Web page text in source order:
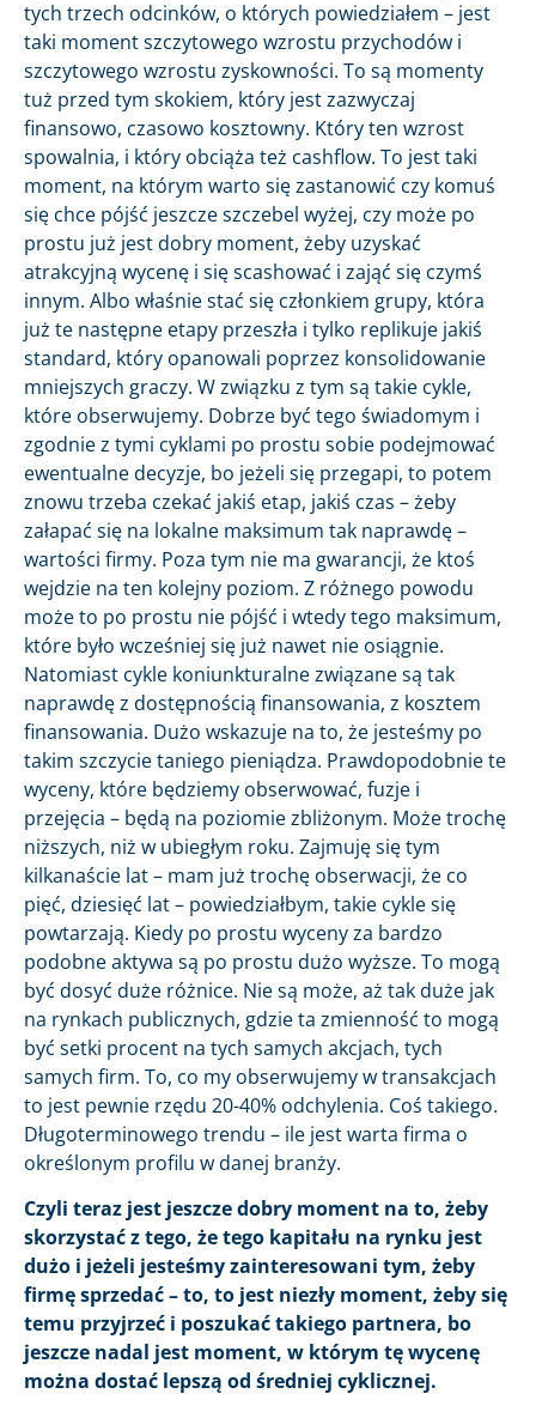
tych trzech odcinków, o których powiedziałem – jest
taki moment szczytowego wzrostu przychodów i
szczytowego wzrostu zyskowności. To są momenty
tuż przed tym skokiem, który jest zazwyczaj
finansowo, czasowo kosztowny. Który ten wzrost
spowalnia, i który obciąża też cashflow. To jest taki
moment, na którym warto się zastanowić czy komuś
się chce pójść jeszcze szczebel wyżej, czy może po
prostu już jest dobry moment, żeby uzyskać
atrakcyjną wycenę i się scashować i zająć się czymś
innym. Albo właśnie stać się członkiem grupy, która
już te następne etapy przeszła i tylko replikuje jakiś
standard, który opanowali poprzez konsolidowanie
mniejszych graczy. W związku z tym są takie cykle,
które obserwujemy. Dobrze być tego świadomym i
zgodnie z tymi cyklami po prostu sobie podejmować
ewentualne decyzje, bo jeżeli się przegapi, to potem
znowu trzeba czekać jakiś etap, jakiś czas – żeby
załapać się na lokalne maksimum tak naprawdę –
wartości firmy. Poza tym nie ma gwarancji, że ktoś
wejdzie na ten kolejny poziom. Z różnego powodu
może to po prostu nie pójść i wtedy tego maksimum,
które było wcześniej się już nawet nie osiągnie.
Natomiast cykle koniunkturalne związane są tak
naprawdę z dostępnością finansowania, z kosztem
finansowania. Dużo wskazuje na to, że jesteśmy po
takim szczycie taniego pieniądza. Prawdopodobnie te
wyceny, które będziemy obserwować, fuzje i
przejęcia – będą na poziomie zbliżonym. Może trochę
niższych, niż w ubiegłym roku. Zajmuję się tym
kilkanaście lat – mam już trochę obserwacji, że co
pięć, dziesięć lat – powiedziałbym, takie cykle się
powtarzają. Kiedy po prostu wyceny za bardzo
podobne aktywa są po prostu dużo wyższe. To mogą
być dosyć duże różnice. Nie są może, aż tak duże jak
na rynkach publicznych, gdzie ta zmienność to mogą
być setki procent na tych samych akcjach, tych
samych firm. To, co my obserwujemy w transakcjach
to jest pewnie rzędu 20-40% odchylenia. Coś takiego.
Długoterminowego trendu – ile jest warta firma o
określonym profilu w danej branży.
Czyli teraz jest jeszcze dobry moment na to, żeby
skorzystać z tego, że tego kapitału na rynku jest
dużo i jeżeli jesteśmy zainteresowani tym, żeby
firmę sprzedać – to, to jest niezły moment, żeby się
temu przyjrzeć i poszukać takiego partnera, bo
jeszcze nadal jest moment, w którym tę wycenę
można dostać lepszą od średniej cyklicznej.